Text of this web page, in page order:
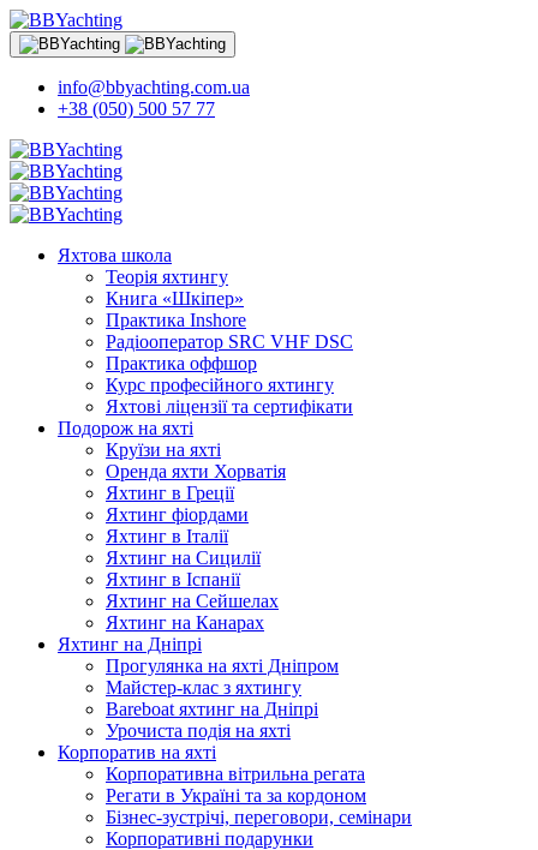
info@bbyachting.com.ua
+38 (050) 500 57 77
Яхтова школа
Теорія яхтингу
Книга «Шкіпер»
Практика Inshore
Радіооператор SRC VHF DSC
Практика оффшор
Курс професійного яхтингу
Яхтові ліцензії та сертифікати
Подорож на яхті
Круїзи на яхті
Оренда яхти Хорватія
Яхтинг в Греції
Яхтинг фіордами
Яхтинг в Італії
Яхтинг на Сицилії
Яхтинг в Іспанії
Яхтинг на Сейшелах
Яхтинг на Канарах
Яхтинг на Дніпрі
Прогулянка на яхті Дніпром
Майстер-клас з яхтингу
Bareboat яхтинг на Дніпрі
Урочиста подія на яхті
Корпоратив на яхті
Корпоративна вітрильна регата
Регати в Україні та за кордоном
Бізнес-зустрічі, переговори, семінари
Корпоративні подарунки